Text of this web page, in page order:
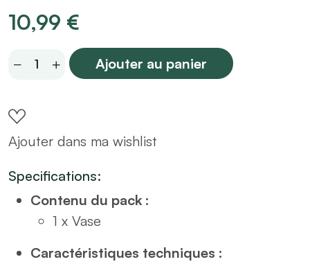
10,99 €
Vase
céramique
H15
Ajouter au panier
Ajouter dans ma wishlist
Specifications:
Contenu du pack :
1 x Vase
Caractéristiques techniques :